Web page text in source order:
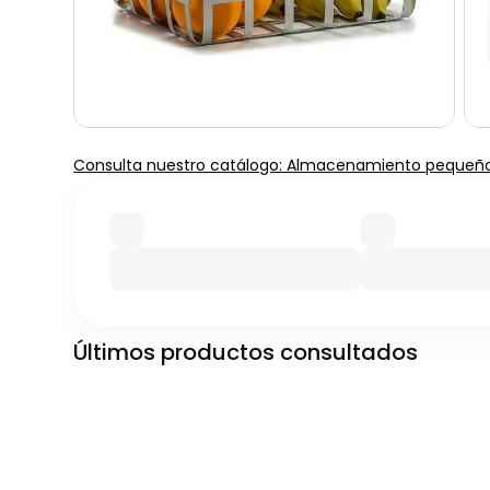
Consulta nuestro catálogo: Almacenamiento
Últimos productos consultados